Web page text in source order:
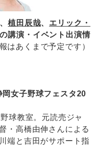
、植田辰哉、 エリック・
の講演・イベント出演情
はあくまで予定です）
女子野球フェスタ20
球教室。元読売ジャ
・高橋由伸さんによる
端と吉田がサポート指